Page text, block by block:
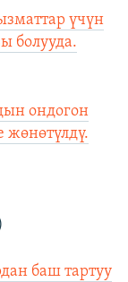
үчүн
болууда.
ондогон
баш тартуу